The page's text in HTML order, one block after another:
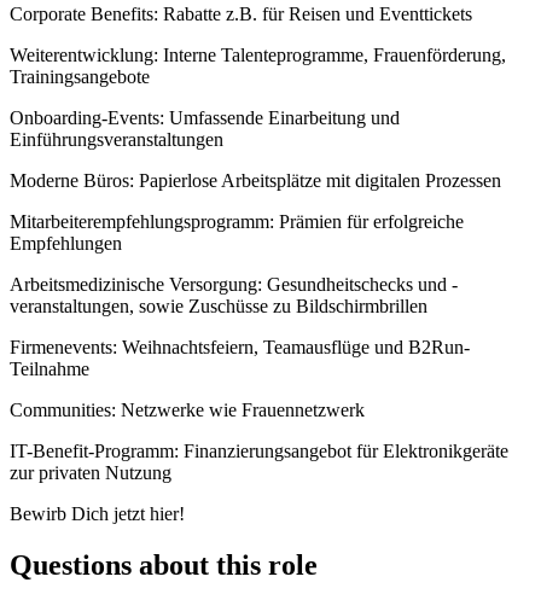
Corporate Benefits: Rabatte z.B. für Reisen und Eventtickets
Weiterentwicklung: Interne Talenteprogramme, Frauenförderung,
Trainingsangebote
Onboarding-Events: Umfassende Einarbeitung und
Einführungsveranstaltungen
Moderne Büros: Papierlose Arbeitsplätze mit digitalen Prozessen
Mitarbeiterempfehlungsprogramm: Prämien für erfolgreiche
Empfehlungen
Arbeitsmedizinische Versorgung: Gesundheitschecks und -
veranstaltungen, sowie Zuschüsse zu Bildschirmbrillen
Firmenevents: Weihnachtsfeiern, Teamausflüge und B2Run-
Teilnahme
Communities: Netzwerke wie Frauennetzwerk
IT-Benefit-Programm: Finanzierungsangebot für Elektronikgeräte
zur privaten Nutzung
Bewirb Dich jetzt hier!
Questions about this role